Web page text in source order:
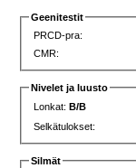
Geenitestit
PRCD-pra:
CMR:
Nivelet ja luusto
Lonkat:B/B
Selkätulokset:
Silmät